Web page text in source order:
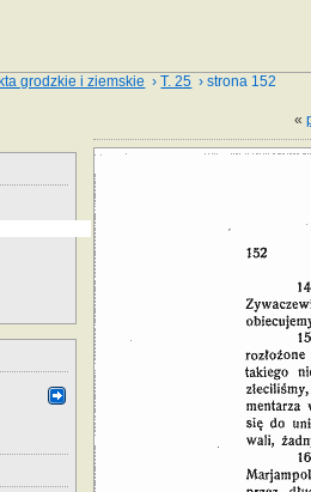
grodzkie i ziemskie ›T. 25 › strona 152
«